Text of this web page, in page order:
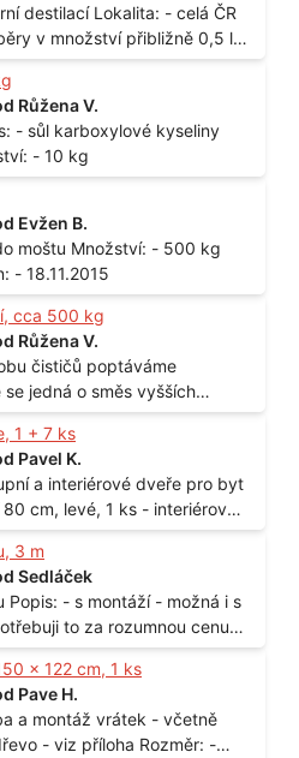
- celá ČR
v množství přibližně 0,5 l
Růžena V.
10 Množství: - 10 kg
Evžen B.
Lokalita: - Praha 10 Termín: - 18.11.2015
cca 500 kg
Růžena V.
jedná o směs vyšších
olejové kyseliny - účelem je
20°C - cca 870 kg / m3
1 + 7 ks
Pavel K.
cm, levé, 1 ks - interiérové
3 ks - 60 cm, levé, 2 ks
3 m
Sedláček
to za rozumnou cenu
x 122 cm, 1 ks
Pave H.
příloha Rozměr: -